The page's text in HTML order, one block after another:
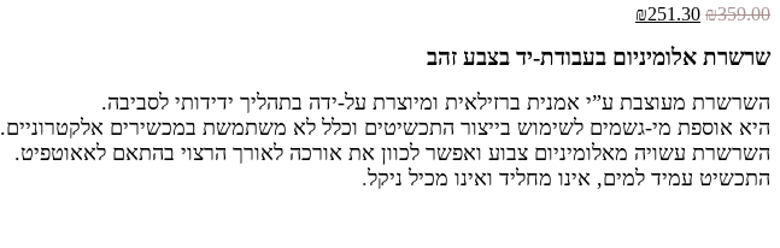
₪359.00
המחיר
היה:
₪251.30
הוא:
שרשרת אלומיניום בעבודת-יד בצבע זהב
השרשרת מעוצבת ע”י אמנית ברזילאית ומיוצרת על-ידה בתהליך ידידותי לסביבה.
היא אוספת מי-גשמים לשימוש בייצור התכשיטים וכלל לא משתמשת במכשירים אלקטרוניים.
השרשרת עשויה מאלומיניום צבוע ואפשר לכוון את אורכה לאורך הרצוי בהתאם לאאוטפיט.
התכשיט עמיד למים, אינו מחליד ואינו מכיל ניקל.